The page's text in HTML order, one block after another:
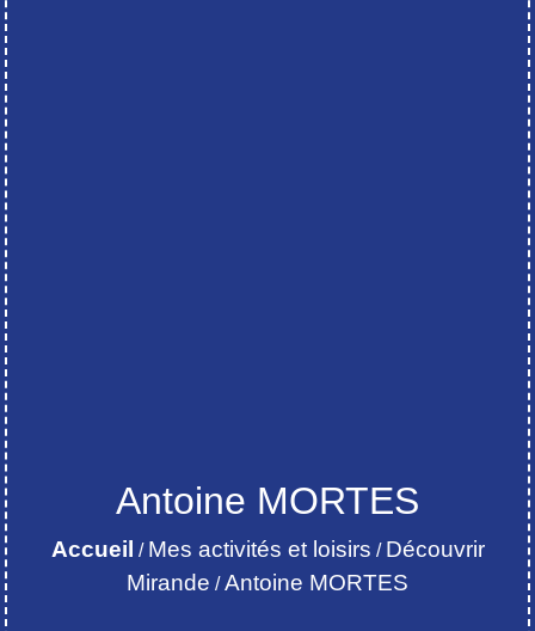
Antoine MORTES
Accueil / Mes activités et loisirs / Découvrir
Mirande /Antoine MORTES